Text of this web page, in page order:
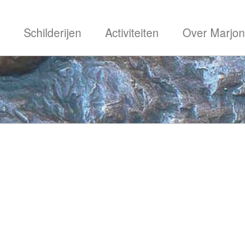
Schilderijen Activiteiten Over Marjon